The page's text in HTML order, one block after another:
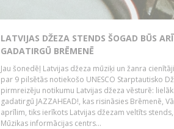
LATVIJAS DŽEZA STENDS ŠOGAD BŪS
GADATIRGŪ BRĒMENĒ
Jau šonedēļ Latvijas džeza mūziķi un žanra
par 9 pilsētās notiekošo UNESCO Starptautisko
pirmreizēju notikumu Latvijas džeza vēsturē:
gadatirgū JAZZAHEAD!, kas risināsies Brēmenē,
aprīlim, tiks ierīkots Latvijas džezam veltīts
Mūzikas informācijas centrs...